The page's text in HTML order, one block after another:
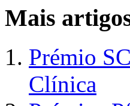
Mais
Prémio
Clínica